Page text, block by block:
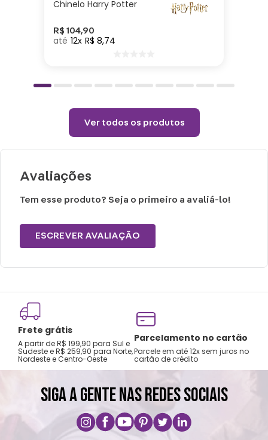
26cm| Material: Poliéster| Enchimento:
Poliéster
Passar com temperatura máxima de 110°
Não alvejar.
Permitido uso de centrifuga e máquina
secadora.
Chinelo Harry Potter
R$ 104,90
12 R$ 8,74
Ver todos os produtos
Avaliações
Tem esse produto? Seja o primeiro a avaliá-lo!
ESCREVER AVALIAÇÃO
Frete grátis
A partir de R$ 199,90 para Sul e
Sudeste e R$ 259,90 para Norte,
Nordeste e Centro-Oeste
Parcelamento no cartão
Parcele em até 12x sem juros no
cartão de crédito
SIGA A GENTE NAS REDES SOCIAIS